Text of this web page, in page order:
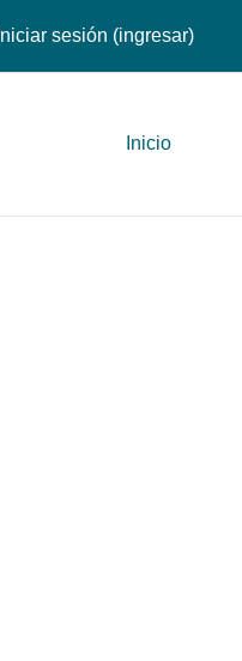
Iniciar sesión (ingresar)
Inicio